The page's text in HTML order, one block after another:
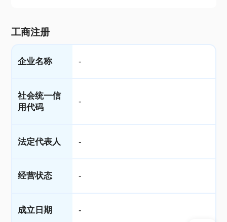
工商注册
企业名称 -
社会统一信
用代码
-
法定代表人 -
经营状态 -
成立日期 -